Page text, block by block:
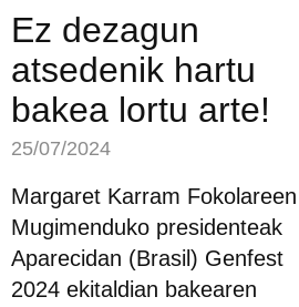
Ez dezagun
atsedenik hartu
bakea lortu arte!
25/07/2024
Margaret Karram Fokolareen
Mugimenduko presidenteak
Aparecidan (Brasil) Genfest
2024 ekitaldian bakearen